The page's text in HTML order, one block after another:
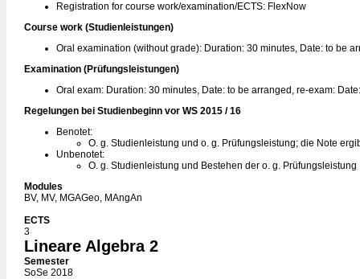
Registration for course work/examination/ECTS: FlexNow
Course work (Studienleistungen)
Oral examination (without grade): Duration: 30 minutes, Date: to be
Examination (Prüfungsleistungen)
Oral exam: Duration: 30 minutes, Date: to be arranged, re-exam: Date:
Regelungen bei Studienbeginn vor WS 2015 / 16
Benotet:
O. g. Studienleistung und o. g. Prüfungsleistung; die Note
Unbenotet:
O. g. Studienleistung und Bestehen der o. g. Prüfungsleistung
Modules
BV, MV, MGAGeo, MAngAn
ECTS
3
Lineare Algebra 2
Semester
SoSe 2018